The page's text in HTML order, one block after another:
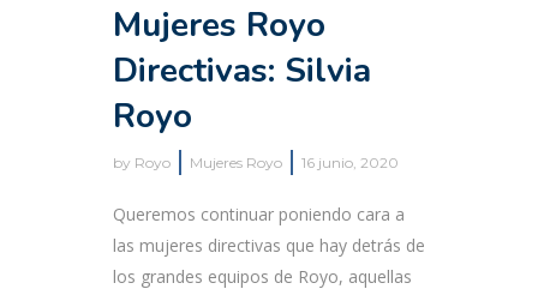
Mujeres Royo
Directivas: Silvia
Royo
by Royo Mujeres Royo 16 junio, 2020
Queremos continuar poniendo cara a
las mujeres directivas que hay detrás de
los grandes equipos de Royo, aquellas